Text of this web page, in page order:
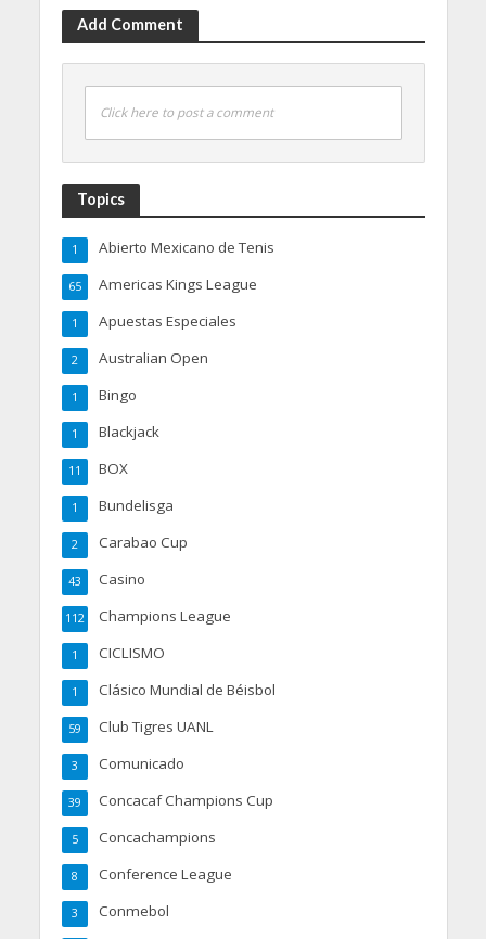
Add Comment
Click here to post a comment
Topics
Abierto Mexicano de Tenis
1
Americas Kings League
65
Apuestas Especiales
1
Australian Open
2
Bingo
1
Blackjack
1
BOX
11
Bundelisga
1
Carabao Cup
2
Casino
43
Champions League
112
CICLISMO
1
Clásico Mundial de Béisbol
1
Club Tigres UANL
59
Comunicado
3
Concacaf Champions Cup
39
Concachampions
5
Conference League
8
Conmebol
3